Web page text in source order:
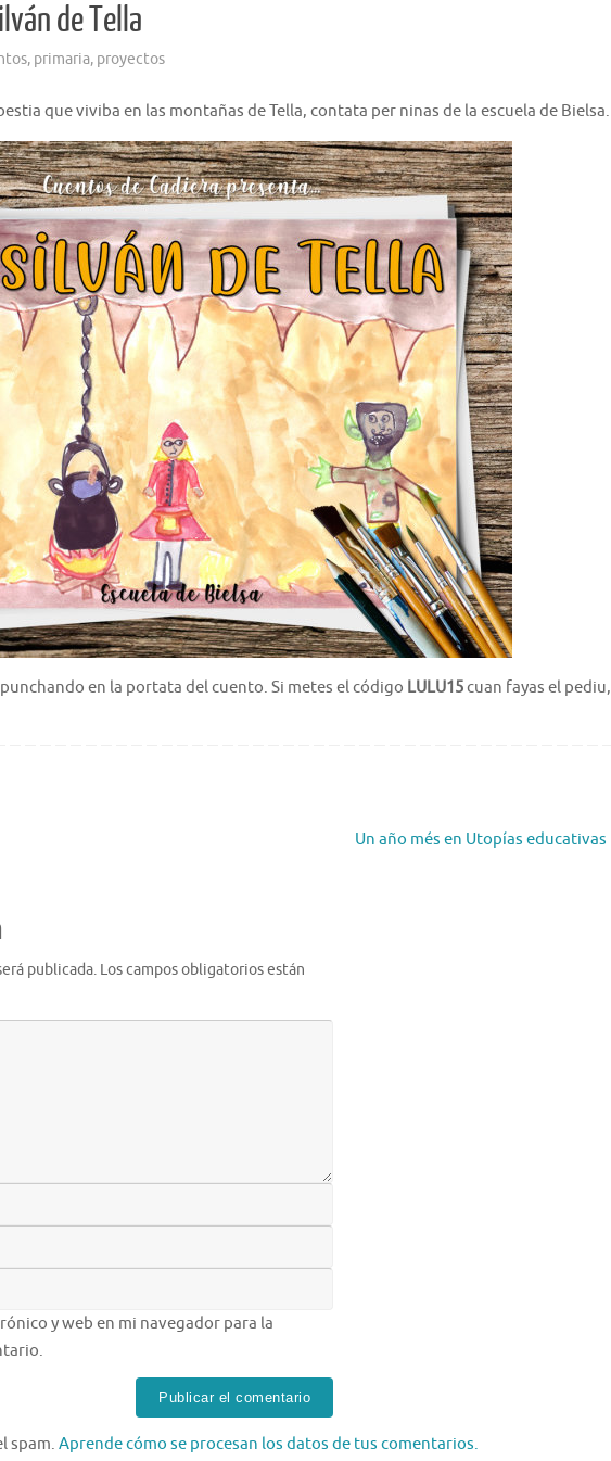
de Tella
, primaria, proyectos
que viviba en las montañas de Tella, contata per ninas de la escuela de Bielsa.
punchando en la portata del cuento. Si metes el código LULU15cuan fayas el pediu,
Un año més en Utopías educativas
publicada. Los campos obligatorios están
y web en mi navegador para la
spam. Aprende cómo se procesan los datos de tus comentarios.